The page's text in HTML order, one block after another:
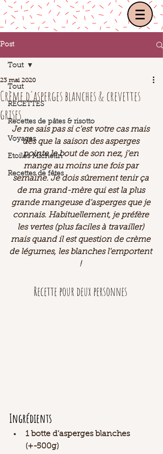
Post
Tout
RECETTES
Recettes de pâtes & risotto
Voyages
Etoilés Michelin
Recettes de fêtes
Tout
Crème d'asperges blanches & crevettes
grises
23 mai 2020
Je ne sais pas si c'est votre cas mais
dès que la saison des asperges
pointe le bout de son nez, j'en
mange au moins une fois par
semaine. Je dois sûrement tenir ça
de ma grand-mère qui est la plus
grande mangeuse d'asperges que je
connais. Habituellement, je préfère
les vertes (plus faciles à travailler)
mais quand il est question de crème
de légumes, les blanches l'emportent
!
Recette pour deux personnes
Ingrédients
1 botte d'asperges blanches
(+-500g)